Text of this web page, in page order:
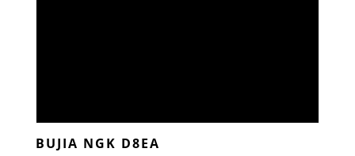
BUJIA NGK D8EA